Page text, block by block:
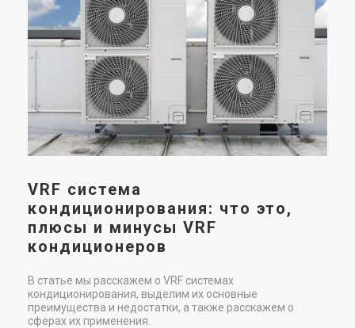
VRF система
кондиционирования: что это,
плюсы и минусы VRF
кондиционеров
В статье мы расскажем о VRF системах
кондиционирования, выделим их основные
преимущества и недостатки, а также расскажем о
сферах их применения.